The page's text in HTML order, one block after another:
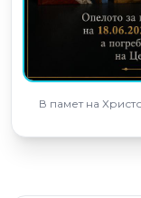
В памет на